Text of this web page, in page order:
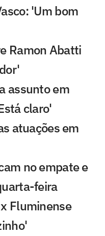
'Um bom
Ramon Abatti
assunto em
claro'
atuações em
no empate e
feira
Fluminense